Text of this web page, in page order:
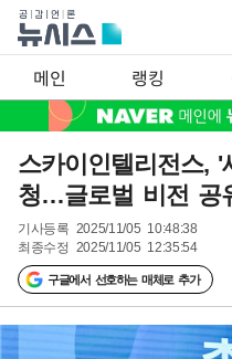
메인 랭킹
스카이인텔리전스,
청…글로벌 비전 공
기사등록 2025/11/05 10:48:38
최종수정 2025/11/05 12:35:54
구글에서 선호하는 매체로 추가